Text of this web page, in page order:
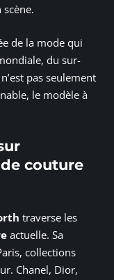
de la mode qui
du sur-
pas seulement
le modèle à
couture
traverse les
actuelle. Sa
collections
Chanel, Dior,